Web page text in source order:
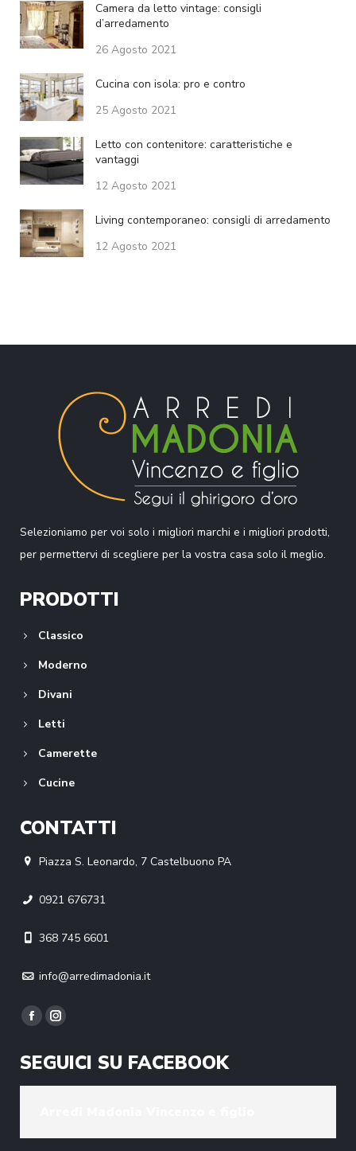
Camera da letto vintage: consigli
d’arredamento
26 Agosto 2021
Cucina con isola: pro e contro
25 Agosto 2021
Letto con contenitore: caratteristiche e
vantaggi
12 Agosto 2021
Living contemporaneo: consigli di arredamento
12 Agosto 2021
Selezioniamo per voi solo i migliori marchi e i migliori prodotti,
per permettervi di scegliere per la vostra casa solo il meglio.
PRODOTTI
Classico
Moderno
Divani
Letti
Camerette
Cucine
CONTATTI
Piazza S. Leonardo, 7 Castelbuono PA
0921 676731
368 745 6601
info@arredimadonia.it
Find us on:
Facebook
opens
in
Instagram
opens
in
SEGUICI SU FACEBOOK